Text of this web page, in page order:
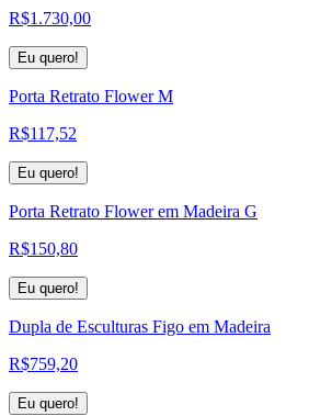
R$1.730,00
Eu quero!
Porta Retrato Flower M
R$117,52
Eu quero!
Porta Retrato Flower em Madeira G
R$150,80
Eu quero!
Dupla de Esculturas Figo em Madeira
R$759,20
Eu quero!